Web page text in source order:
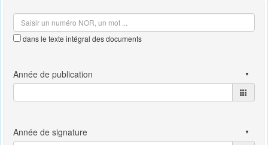
dans le texte intégral des documents